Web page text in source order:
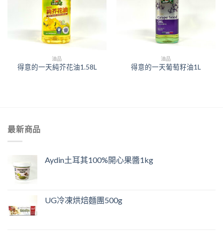
油品
得意的一天純芥花油1.58L
油品
得意的一天葡萄籽油1L
最新商品
Aydin土耳其100%開心果醬1kg
UG冷凍烘焙麵團500g